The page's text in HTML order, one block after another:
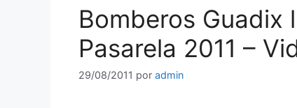
Bomberos Guadix
Pasarela 2011 –
29/08/2011 por admin